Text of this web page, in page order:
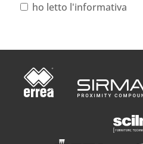
ho letto l'informativa